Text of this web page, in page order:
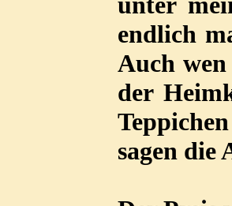
endlich
Auch
der
sagen die